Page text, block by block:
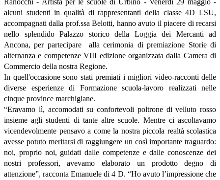
Ranocchi - Artista per le scuole di Urbino - Venerdì 29 maggio -
alcuni studenti in qualità di rappresentanti della classe 4D LSU,
accompagnati dalla prof.ssa Belotti, hanno avuto il piacere di recarsi
nello splendido Palazzo storico della Loggia dei Mercanti ad
Ancona, per partecipare alla cerimonia di premiazione Storie di
alternanza e competenze VIII edizioneorganizzata dalla Camera di
Commercio della nostra Regione.
In quell'occasione sono stati premiati i migliori video-racconti delle
diverse esperienze di Formazione scuola-lavoro realizzati nelle
cinque province marchigiane.
“Eravamo lì, accomodati su confortevoli poltrone di velluto rosso
insieme agli studenti di tante altre scuole. Mentre ci ascoltavamo
vicendevolmente pensavo a come la nostra piccola realtà scolastica
avesse potuto meritarsi di raggiungere un così importante traguardo:
noi, proprio noi, guidati dalle competenze e dalle conoscenze dei
nostri professori, avevamo elaborato un prodotto degno di
attenzione”, racconta Emanuele di 4 D. “Ho avuto l’impressione che